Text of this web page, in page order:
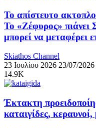
Το απίστευτο
Το «Ζέφυρος»
μπορεί να μεταφέρει
Skiathos Channel
23 Ιουλίου 2026 23/07/2026
14.9K
Έκτακτη
καταιγίδες,